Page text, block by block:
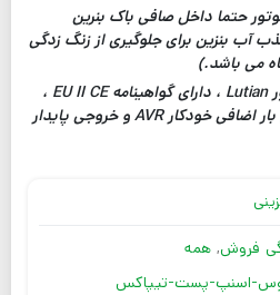
حتما داخل صافی باک بنرین
آب بنزین برای جلوگیری از زنگ زدگی
می باشد.)
دارای دینام کیفیت بالا با موتور Lutian ، دارای گواهینامه EU II CE ،
قطع کننده مدار ، سیستم قطع بار اضافی خودکار AVR و خروجی پایدار
فروش, همه
اسنپ-پست-تیپاکس